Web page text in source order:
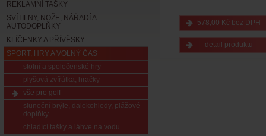
REKLAMNÍ TAŠKY
SVÍTILNY, NOŽE, NÁŘADÍ A
AUTODOPLŇKY
KLÍČENKY A PŘÍVĚSKY
SPORT, HRY A VOLNÝ ČAS
stolní a společenské hry
plyšová zvířátka, hračky
vše pro golf
sluneční brýle, dalekohledy, plážové
doplňky
chladící tašky a láhve na vodu
578,00 Kč bez DPH
detail produktu